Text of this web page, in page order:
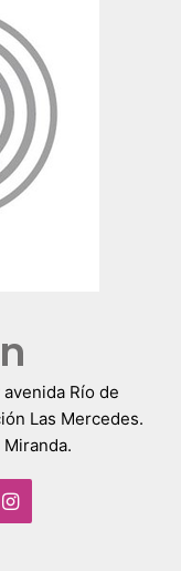
Río de
Las Mercedes.
Instagram